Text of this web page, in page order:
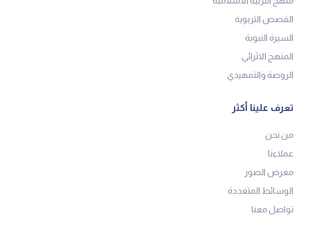
القصص التربوية
السيرة النبوية
المنهج الاثرائي
الروضة والتمهيدي
تعرف علينا أكثر
من نحن
عملاءنا
معرض الصور
الوسائط المتعددة
تواصل معنا